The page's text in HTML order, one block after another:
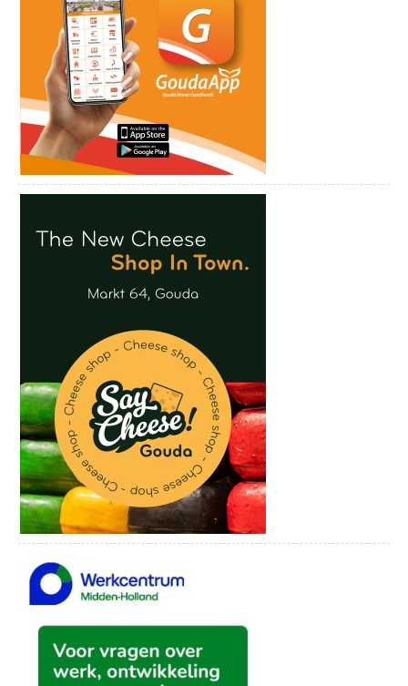
Songbook Sessies |
Echo’s uit de
Eighties
jaren tachtig opnieuw tot leven
€15,-
Tickets bestellen
In Echo’s uit de Eighties brengt Alexander
Broussard de onvergetelijke klanken van de
jaren tachtig opnieuw tot leven.
De jaren tachtig: een decennium van
hits. In Echo’s uit de Eighties kiest
Alexander Broussard uit elk jaar de
muzikale hoogtepunten, van synthpop tot
powerballads. Hij vertelt de verhalen
erachter en geeft ze een nieuwe glans met
zijn zang en pianospel. Een feest van
herkenning voor wie de jaren tachtig heeft
beleefd – en een ontdekking voor wie ze
wil leren kennen.
Alexander Broussard is bekend van zijn
werk met Najib Amhali, Crazy Pianos en
zijn theaterproducties zoals The Billy Joel
voorstelling is onderdeel van de reeks
Songbook Sessies in De Theaterbakkerij:
Donderdag 18 juni | In het Nederlands: Van
Shaffy tot Van Roozendaal
Donderdag 1 oktober | Echo’s uit de Sixties